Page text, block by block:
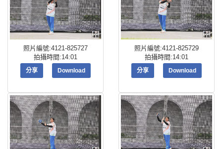
照片編號:4121-825727
拍攝時間:14:01
分享 Download
照片編號:4121-825729
拍攝時間:14:01
分享 Download